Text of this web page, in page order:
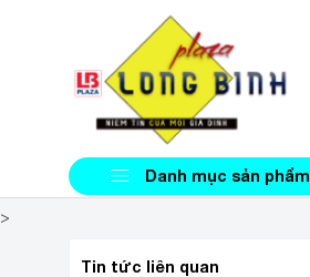
Danh mục sản phẩm
>
Tin tức liên quan